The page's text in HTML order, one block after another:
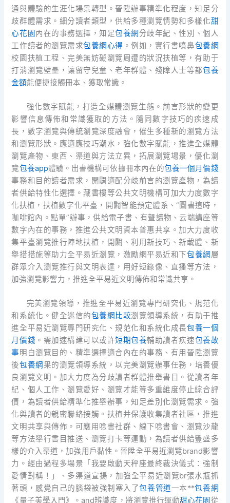
通與體驗的生涯化場景轉型。晉陞辦事精準化程度，知足分
歧群體需求。細分讀者類型，供給多種瀏覽情勢和多樣化甜
心花園內在的事務選擇，知足包養網分歧年紀、性別、個人
工作讀者的瀏覽需求包養網心得 。例如，實行書噴鼻包養網
校園扶植工程、完美無妨礙瀏覽周遭的狀況扶植等，有助于
打消瀏覽壁壘，讓留守兒童、老年群體、殘障人士等都包養
金額能便捷接觸冊本、獲取常識。
強化數字賦能，打造全媒體瀏覽生態。前言形狀的變更
影響信息傳佈和常識獲取的方法。隨同數字技巧的疾速成
長，數字瀏覽與傳統瀏覽深度融會，催生多種新的瀏覽方法
和瀏覽形狀。應適應技巧潮水，強化數字賦能，推進全媒體
瀏覽產物、東西、渠道與方法立異，拓展瀏覽場景，優化瀏
覽包養app體驗。出書機構可依據冊本內在的包養一個月價錢
事務和目的讀者需求，開闢適配分歧前言的瀏覽產物，為讀
者供給特性化選擇。藏書樓等公共文明機構可加大力度數字
化扶植，扶植數字化平臺，開闢智能預定體系、“圖書這時，
咖啡館內。點單”辦事，供給電子書、有聲讀物、云端講座等
數字內在的事務，推進公共文明資本普惠共享。加大力度收
集平臺瀏覽推行陣地扶植，開闢、利用新技巧、新載體、新
舉措措施等助力全平易近瀏覽，激勵網平易近和下包養網 層
群眾介入瀏覽推行與文明表達，用好短錄像、直播等方法，
加強瀏覽影響力，推進全平易近文明傳佈和常識共享。
完美瀏覽領導，推進全平易近瀏覽專門研究化、規范化
和系統化。健全迷信的包養網比較瀏覽領導系統，有助于推
進全平易近瀏覽專門研究化、規范化和系統化成長包養一個
月價錢 。需加速構建可以或許短期包養輔助讀者疾速包養故
事明白瀏覽目的、精準選擇適合內在的事務、有用晉陞瀏覽
後包養網 果的瀏覽領導系統，以完美瀏覽辦事任務，培養優
良瀏覽文明。加大力度為分歧讀者群體推舉書目。從讀者年
紀、個人工作、瀏覽愛好、瀏覽才能等多重維度停止綜合評
價，為讀者供給精準化推舉辦事，知足差別化瀏覽需求。強
化與讀者的親密聯絡接觸。扶植并保護收集讀者社區，推進
文明共享與傳佈。可應用唸書社群、線下唸書會、瀏覽沙龍
等方法舉行書目推送、瀏覽打卡等運動，為讀者供給豐盛多
樣的介入渠道，加強用戶黏性。晉陞全平易近瀏覽brand影響
力。經由過程多場景「我要啟動天秤座最終裁決儀式：強制
愛情對稱！」、多渠道宣揚，加強全平易近瀏覽br張水瓶抓
著頭，感覺自己的腦袋被強制塞入了包養管道一本**包養網
《量子美學入門》。and辨識度，將瀏覽推行運動甜心花園從